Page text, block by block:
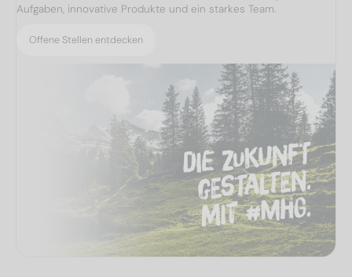
Aufgaben, innovative Produkte und ein starkes Team.
Offene Stellen entdecken